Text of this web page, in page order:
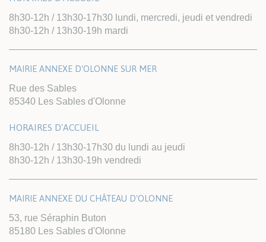
8h30-12h / 13h30-17h30 lundi, mercredi, jeudi et vendredi
8h30-12h / 13h30-19h mardi
MAIRIE ANNEXE D'OLONNE SUR MER
Rue des Sables
85340 Les Sables d'Olonne
HORAIRES D'ACCUEIL
8h30-12h / 13h30-17h30 du lundi au jeudi
8h30-12h / 13h30-19h vendredi
MAIRIE ANNEXE DU CHÂTEAU D'OLONNE
53, rue Séraphin Buton
85180 Les Sables d'Olonne